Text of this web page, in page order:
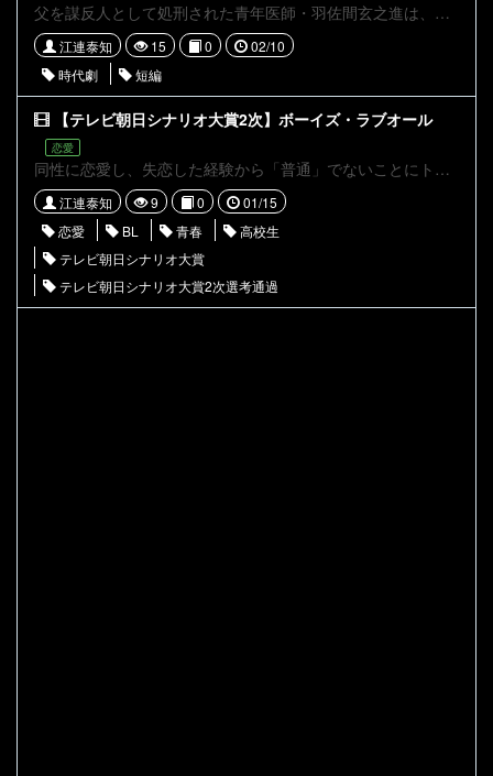
父を謀反人として処刑された青年医師・羽佐間玄之進は、幼なじみの楠部六右衛門と共に父の仇である藩主・小桐景光への復讐を決意する。羽佐間は新たな藩医として城に潜入し、毒薬を用いて景光の息子を狙うが、予想外の展開が二人を待ち受ける。復讐と葛藤の先に彼らが見た真実とは——。
江連泰知 15 0
02/10
時代劇
短編
【テレビ朝日シナリオ大賞2次】ボーイズ・ラブオール
恋愛
同性に恋愛し、失恋した経験から「普通」でないことにトラウマを抱える男子高校生・酒居麻己が、バイト先の女装コンカフェで偶然会った卓球部の同級生・航助とダブルスを組むことになる。 ひたむきな航助に次第に惹かれていく麻己であったが、再びトラウマが蘇る事件が起こってしまう・・・
江連泰知 9 0
01/15
恋愛
BL 青春
高校生
テレビ朝日シナリオ大賞
テレビ朝日シナリオ大賞2次選考通過